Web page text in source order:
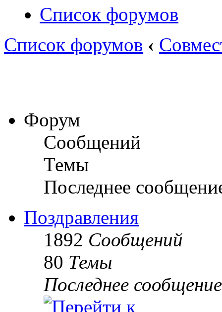
Список форумов
Список форумов ‹
Форум
Сообщений
Темы
Последнее
Поздравления
1892 Сообщений
80 Темы
Последнее сообщение